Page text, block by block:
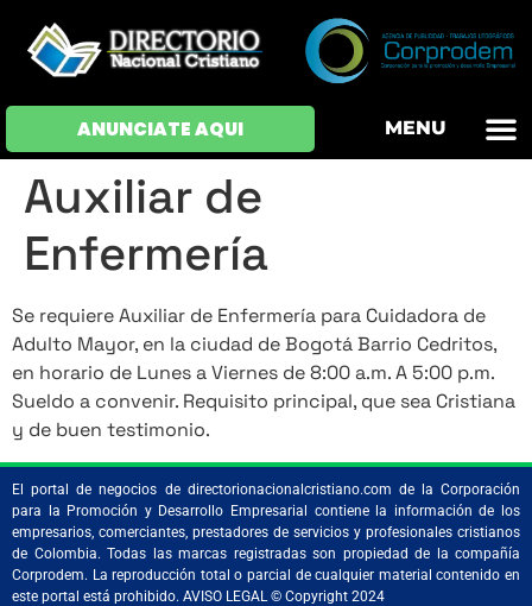
ANUNCIATE AQUI MENU
Auxiliar de
Enfermería
Se requiere Auxiliar de Enfermería para Cuidadora de
Adulto Mayor, en la ciudad de Bogotá Barrio Cedritos,
en horario de Lunes a Viernes de 8:00 a.m. A 5:00 p.m.
Sueldo a convenir. Requisito principal, que sea Cristiana
y de buen testimonio.
El portal de negocios de directorionacionalcristiano.com de la Corporación
para la Promoción y Desarrollo Empresarial contiene la información de los
empresarios, comerciantes, prestadores de servicios y profesionales cristianos
de Colombia. Todas las marcas registradas son propiedad de la compañía
Corprodem. La reproducción total o parcial de cualquier material contenido en
este portal está prohibido. AVISO LEGAL © Copyright 2024